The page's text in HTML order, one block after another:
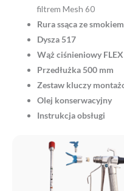
filtrem Mesh 60
Rura ssąca ze smokiem
Dysza 517
Wąż ciśnieniowy
Przedłużka 500 mm
Zestaw kluczy
Olej konserwacyjny
Instrukcja obsługi